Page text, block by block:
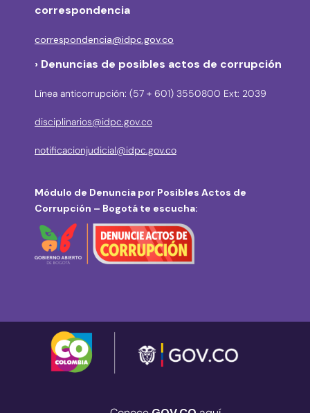
correspondencia
correspondencia@idpc.gov.co
› Denuncias de posibles actos de corrupción
Línea anticorrupción: (57 + 601) 3550800 Ext: 2039
disciplinarios@idpc.gov.co
notificacionjudicial@idpc.gov.co
Módulo de Denuncia por Posibles Actos de
Corrupción – Bogotá te escucha: